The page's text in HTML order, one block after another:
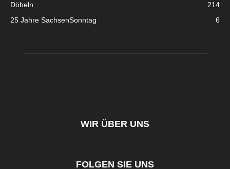
Döbeln
214
25 Jahre SachsenSonntag
6
WIR ÜBER UNS
FOLGEN SIE UNS